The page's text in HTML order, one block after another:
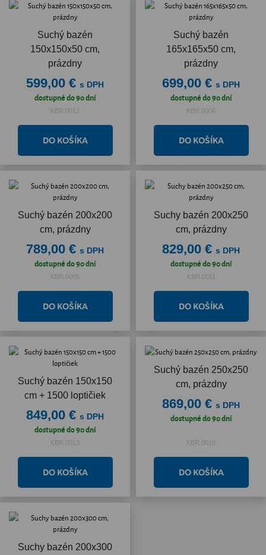
Suchý bazén
150x150x50 cm,
prázdny
599,00 € s DPH
dostupné do 90 dní
KBR.0012
Suchý bazén
165x165x50 cm,
prázdny
699,00 € s DPH
dostupné do 90 dní
KBR.0006
Suchý bazén 200x200
cm, prázdny
789,00 € s DPH
dostupné do 90 dní
KBR.0005
Suchy bazén 200x250
cm, prázdny
829,00 € s DPH
dostupné do 90 dní
KBR.0011
Suchý bazén 150x150
cm + 1500 loptičiek
849,00 € s DPH
dostupné do 90 dní
KBR.0013
Suchý bazén 250x250
cm, prázdny
869,00 € s DPH
dostupné do 90 dní
KBR.0010
Suchy bazén 200x300